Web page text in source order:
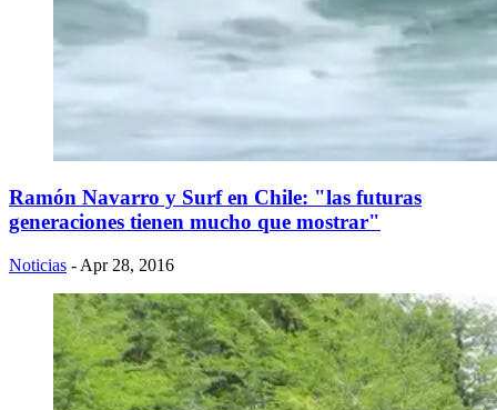
Ramón Navarro y Surf en Chile: "las futuras
generaciones tienen mucho que mostrar"
Noticias - Apr 28, 2016